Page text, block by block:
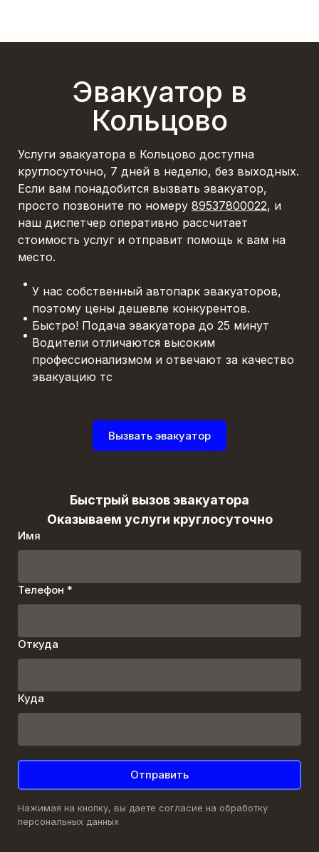
Эвакуатор в
Кольцово
Услуги эвакуатора в Кольцово доступна
круглосуточно, 7 дней в неделю, без выходных.
Если вам понадобится вызвать эвакуатор,
просто позвоните по номеру 89537800022, и
наш диспетчер оперативно рассчитает
стоимость услуг и отправит помощь к вам на
место.
У нас собственный автопарк эвакуаторов,
поэтому цены дешевле конкурентов.
Быстро! Подача эвакуатора до 25 минут
Водители отличаются высоким
профессионализмом и отвечают за качество
эвакуацию тс
Вызвать эвакуатор
Быстрый вызов эвакуатора
Оказываем услуги круглосуточно
Имя
Телефон *
Откуда
Куда
Отправить
Нажимая на кнопку, вы даете согласие на обработку
персональных данных